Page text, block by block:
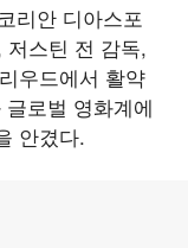
리안 디아스포
스틴 전 감독,
우드에서 활약
로벌 영화계에
안겼다.